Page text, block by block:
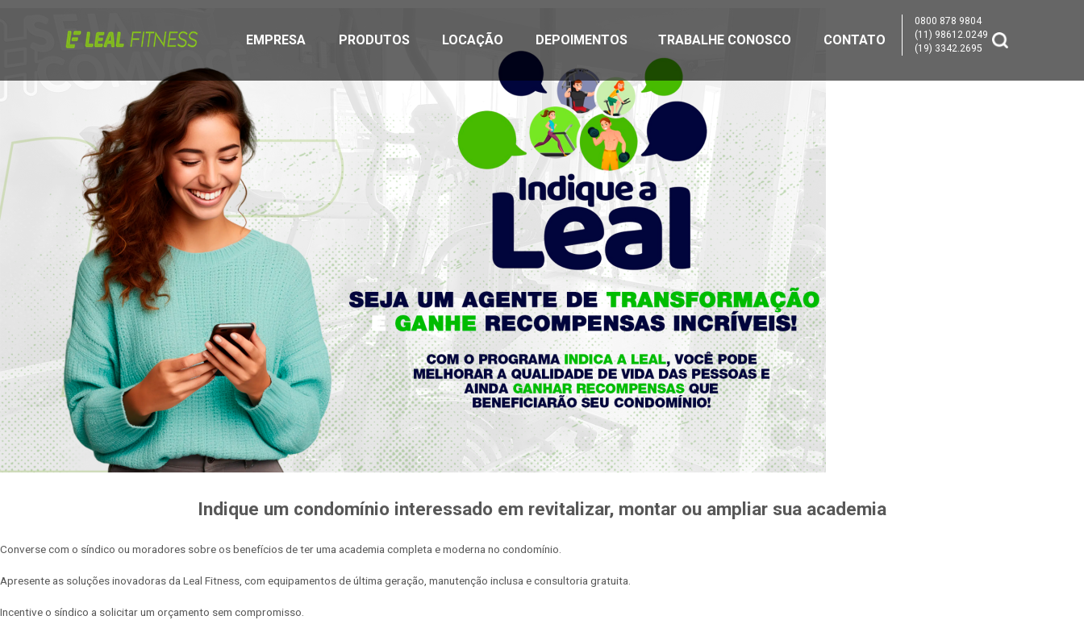
EMPRESA PRODUTOS LOCAÇÃO DEPOIMENTOS TRABALHE CONOSCO CONTATO
0800 878 9804
(11) 98612.0249
(19) 3342.2695
Indique um condomínio interessado em revitalizar, montar ou ampliar sua academia
Converse com o síndico ou moradores sobre os benefícios de ter uma academia completa e moderna no condomínio.
Apresente as soluções inovadoras da Leal Fitness, com equipamentos de última geração, manutenção inclusa e consultoria gratuita.
Incentive o síndico a solicitar um orçamento sem compromisso.